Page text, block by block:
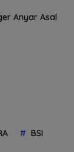
Anyar Asal
BSI